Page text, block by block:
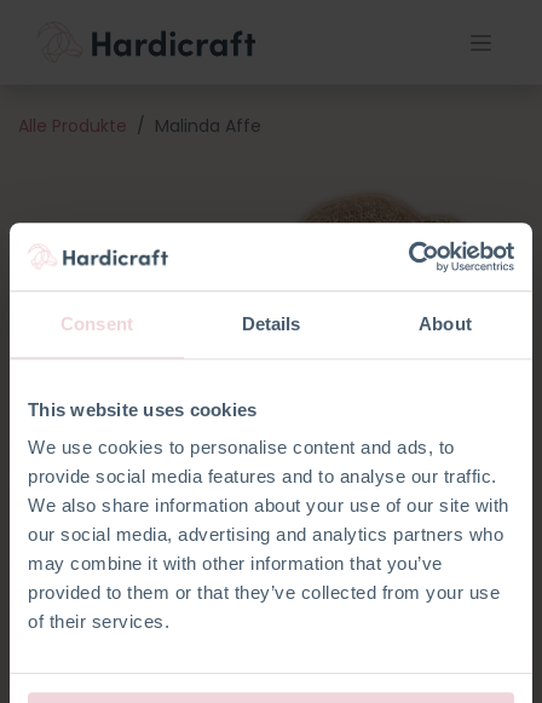
Consent Details About
This website uses cookies
We use cookies to personalise content and ads, to
provide social media features and to analyse our traffic.
We also share information about your use of our site with
our social media, advertising and analytics partners who
may combine it with other information that you’ve
provided to them or that they’ve collected from your use
of their services.
Alle Produkte Malinda Affe